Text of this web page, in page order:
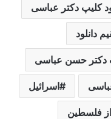
کلیپ دکتر عباسی
دانلود
دکتر حسن عباسی
اسرائیل
فلسطین